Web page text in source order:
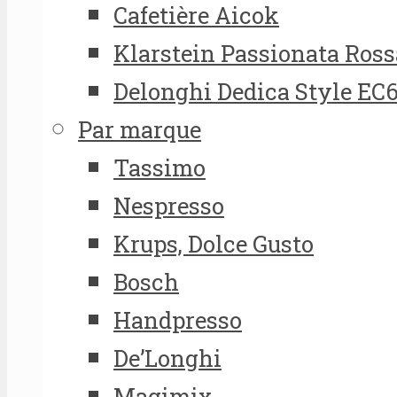
Cafetière Aicok
Klarstein Passionata
Delonghi Dedica Style
Par marque
Tassimo
Nespresso
Krups, Dolce Gusto
Bosch
Handpresso
De’Longhi